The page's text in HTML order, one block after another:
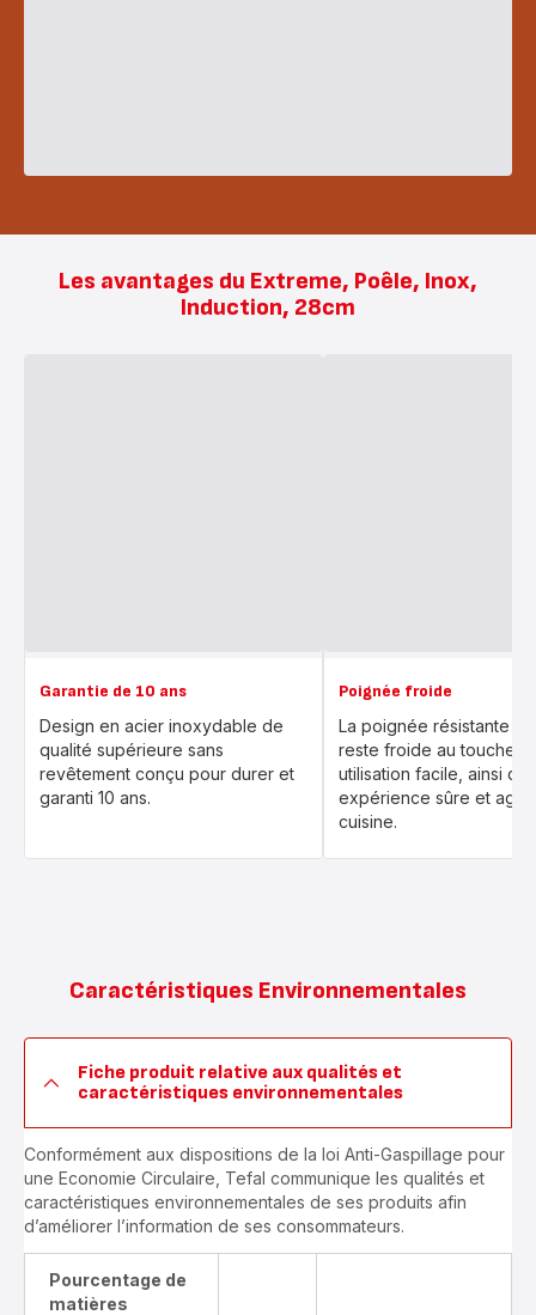
Les avantages du Extreme, Poêle, Inox,
Induction, 28cm
Garantie de 10 ans
Design en acier inoxydable de
qualité supérieure sans
revêtement conçu pour durer et
garanti 10 ans.
Poignée froide
La poignée résistante à
reste froide au toucher
utilisation facile, ainsi
expérience sûre et
cuisine.
Caractéristiques Environnementales
Fiche produit relative aux qualités et
caractéristiques environnementales
Conformément aux dispositions de la loi Anti-Gaspillage pour
une Economie Circulaire, Tefal communique les qualités et
caractéristiques environnementales de ses produits afin
d’améliorer l’information de ses consommateurs.
Pourcentage de
matières